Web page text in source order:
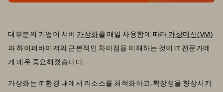
대부분의 기업이 서버 가상화를 매일 사용함에 따라 가상머신(VM)
과 하이퍼바이저의 근본적인 차이점을 이해하는 것이 IT 전문가에
게 매우 중요해졌습니다.
가상화는 IT 환경 내에서 리소스를 최적화하고, 확장성을 향상시키